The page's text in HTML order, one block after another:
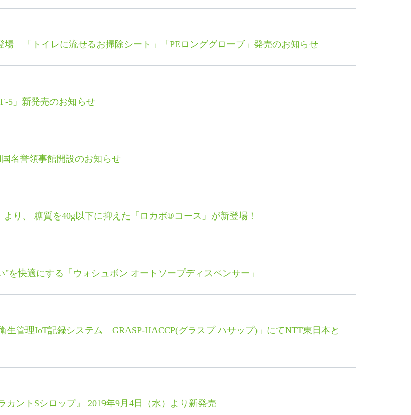
場 「トイレに流せるお掃除シート」「PEロンググローブ」発売のお知らせ
5」新発売のお知らせ
名誉領事館開設のお知らせ
り、 糖質を40g以下に抑えた「ロカボ®コース」が新登場！
を快適にする「ウォシュボン オートソープディスペンサー」
生管理IoT記録システム GRASP-HACCP(グラスプ ハサップ)」にてNTT東日本と
ントSシロップ』 2019年9月4日（水）より新発売